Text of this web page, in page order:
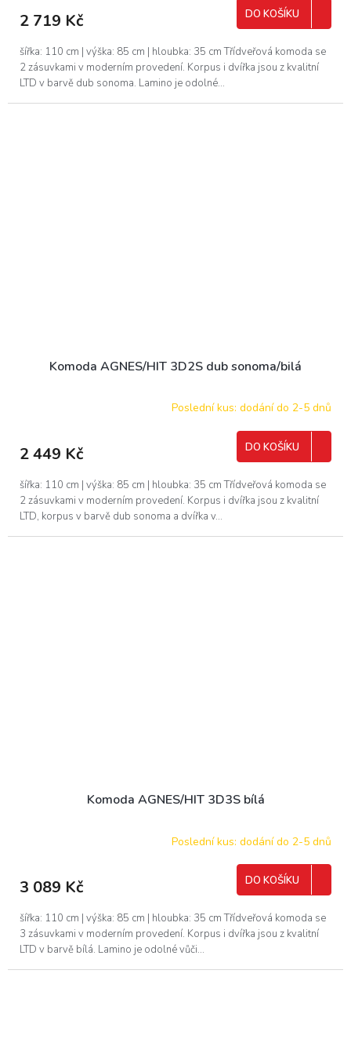
2 719 Kč DO KOŠÍKU
šířka: 110 cm | výška: 85 cm | hloubka: 35 cm Třídveřová komoda se
2 zásuvkami v moderním provedení. Korpus i dvířka jsou z kvalitní
LTD v barvě dub sonoma. Lamino je odolné...
Komoda AGNES/HIT 3D2S dub sonoma/bilá
Poslední kus: dodání do 2-5 dnů
2 449 Kč DO KOŠÍKU
šířka: 110 cm | výška: 85 cm | hloubka: 35 cm Třídveřová komoda se
2 zásuvkami v moderním provedení. Korpus i dvířka jsou z kvalitní
LTD, korpus v barvě dub sonoma a dvířka v...
Komoda AGNES/HIT 3D3S bílá
Poslední kus: dodání do 2-5 dnů
3 089 Kč DO KOŠÍKU
šířka: 110 cm | výška: 85 cm | hloubka: 35 cm Třídveřová komoda se
3 zásuvkami v moderním provedení. Korpus i dvířka jsou z kvalitní
LTD v barvě bílá. Lamino je odolné vůči...